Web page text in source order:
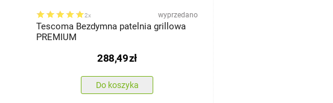
2x wyprzedano
Tescoma Bezdymna patelnia grillowa
PREMIUM
288,49zł
Do koszyka